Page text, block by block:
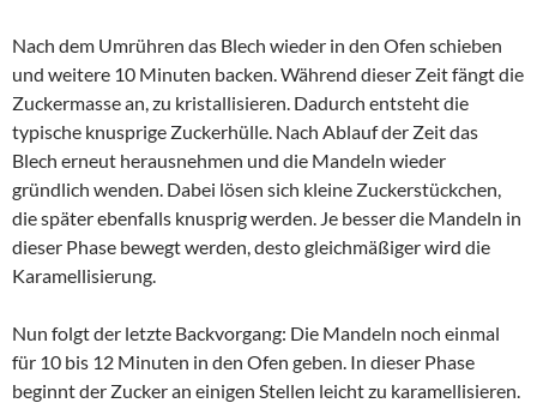
Nach dem Umrühren das Blech wieder in den Ofen schieben
und weitere 10 Minuten backen. Während dieser Zeit fängt die
Zuckermasse an, zu kristallisieren. Dadurch entsteht die
typische knusprige Zuckerhülle. Nach Ablauf der Zeit das
Blech erneut herausnehmen und die Mandeln wieder
gründlich wenden. Dabei lösen sich kleine Zuckerstückchen,
die später ebenfalls knusprig werden. Je besser die Mandeln in
dieser Phase bewegt werden, desto gleichmäßiger wird die
Karamellisierung.
Nun folgt der letzte Backvorgang: Die Mandeln noch einmal
für 10 bis 12 Minuten in den Ofen geben. In dieser Phase
beginnt der Zucker an einigen Stellen leicht zu karamellisieren.